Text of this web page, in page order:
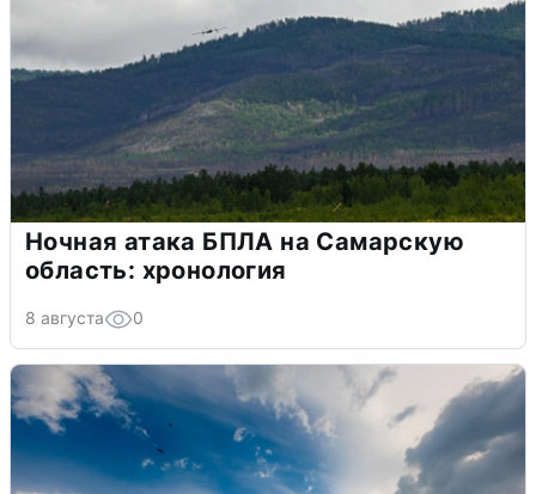
Ночная атака БПЛА на Самарскую
область: хронология
8 августа 0